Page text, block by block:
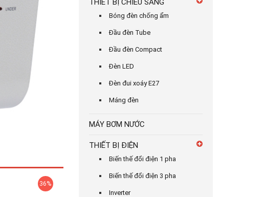
36%
THIẾT BỊ CHIẾU SÁNG
Bóng đèn chống ẩm
Đầu đèn Tube
Đầu đèn Compact
Đèn LED
Đèn đui xoáy E27
Máng đèn
MÁY BƠM NƯỚC
THIẾT BỊ ĐIỆN
Biến thế đổi điện 1 pha
Biến thế đổi điện 3 pha
Inverter